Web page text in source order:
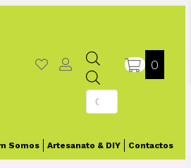
Products
search
0
Somos Artesanato & DIY Contactos